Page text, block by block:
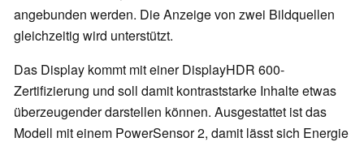
angebunden werden. Die Anzeige von zwei Bildquellen
gleichzeitig wird unterstützt.
Das Display kommt mit einer DisplayHDR 600-
Zertifizierung und soll damit kontraststarke Inhalte etwas
überzeugender darstellen können. Ausgestattet ist das
Modell mit einem PowerSensor 2, damit lässt sich Energie